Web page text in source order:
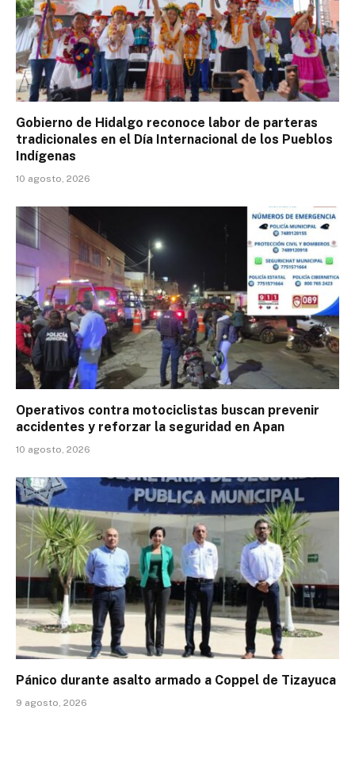
Gobierno de Hidalgo reconoce labor de parteras
tradicionales en el Día Internacional de los Pueblos
Indígenas
10 agosto, 2026
Operativos contra motociclistas buscan prevenir
accidentes y reforzar la seguridad en Apan
10 agosto, 2026
Pánico durante asalto armado a Coppel de Tizayuca
9 agosto, 2026